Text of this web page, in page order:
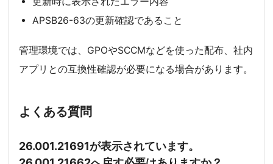
APSB26-63の更新確認であること
管理環境では、GPOやSCCMなどを使った配布、社内
アプリとの互換性確認が必要になる場合があります。
よくある質問
26.001.21691が表示されています。